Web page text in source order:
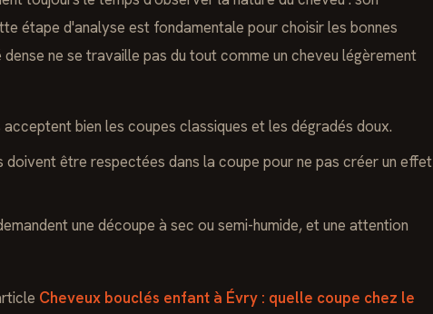
étape d'analyse est fondamentale pour choisir les bonnes
ne se travaille pas du tout comme un cheveu légèrement
acceptent bien les coupes classiques et les dégradés doux.
doivent être respectées dans la coupe pour ne pas créer un effet
une découpe à sec ou semi-humide, et une attention
Cheveux bouclés enfant à Évry : quelle coupe chez le